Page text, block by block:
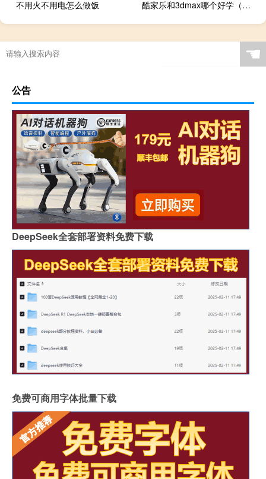
不用火不用电怎么做饭 酷家乐和3dmax哪个好学（酷家乐和3dmax哪个好）
☚
公告
DeepSeek全套部署资料免费下载
免费可商用字体批量下载